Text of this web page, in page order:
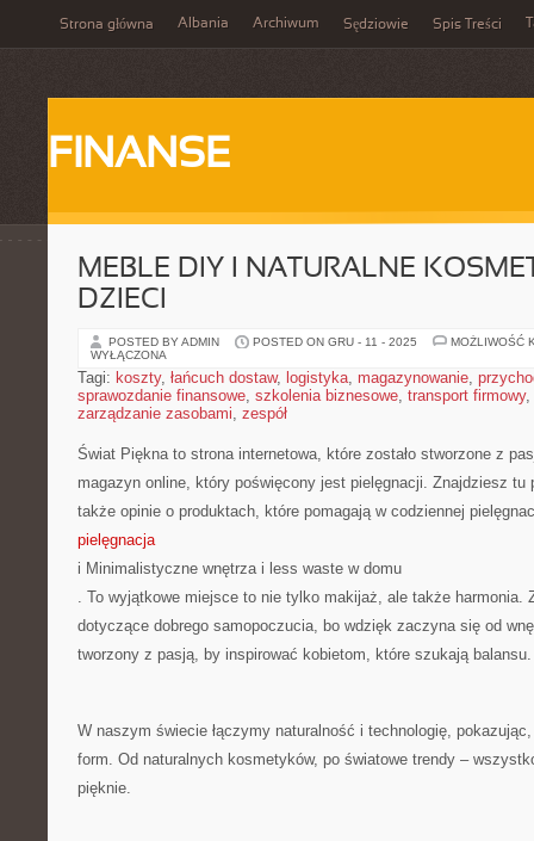
Strona główna Albania Archiwum Sędziowie Spis Treści
FINANSE
MEBLE DIY I NATURALNE
DZIECI
POSTED BY ADMIN POSTED ON GRU - 11 - 2025
MOŻLIWOŚĆ
WYŁĄCZONA
Tagi: koszty, łańcuch dostaw, logistyka, magazynowanie,
sprawozdanie finansowe, szkolenia biznesowe, transport firmowy,
zarządzanie zasobami, zespół
Świat Piękna to strona internetowa, które zostało stworzone z
magazyn online, który poświęcony jest pielęgnacji. Znajdziesz tu
także opinie o produktach, które pomagają w codziennej
pielęgnacja
i Minimalistyczne wnętrza i less waste w domu
. To wyjątkowe miejsce to nie tylko makijaż, ale także harmonia.
dotyczące dobrego samopoczucia, bo wdzięk zaczyna się od
tworzony z pasją, by inspirować kobietom, które szukają balansu.
W naszym świecie łączymy naturalność i technologię,
form. Od naturalnych kosmetyków, po światowe trendy –
pięknie.